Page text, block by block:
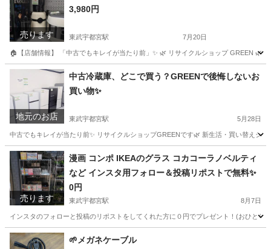
売ります
3,980円
東武宇都宮駅 7月20日
🏠【店舗情報】 「中古でもキレイが当たり前」✨ 🌿 リサイクルショップ GREEN 🌿
栃木 宇都宮市 東武宇都宮駅 キッチン家電
地元のお店
中古冷蔵庫、どこで買う？GREENで後悔しないお
買い物✨
東武宇都宮駅 5月28日
中古でもキレイが当たり前✨ リサイクルショップGREENです🌿 新生活・買い
栃木 宇都宮市 東武宇都宮駅 リサイクルショップ 買取
売ります
漫画 コンポ IKEAのグラス コカコーラノベルティ
など インスタ用フォロー＆投稿リポストで無料✨
0円
東武宇都宮駅 8月7日
インスタのフォローと投稿のリポストをしてくれた方に０円でプレゼント！(おひと
栃木 宇都宮市 東武宇都宮駅
‪🌱‬メガネケーブル